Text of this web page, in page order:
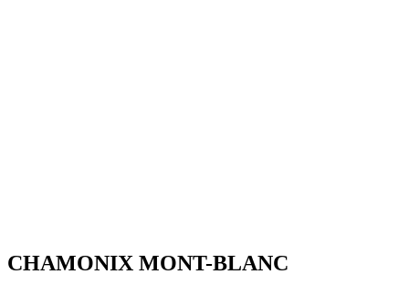
CHAMONIX MONT-BLANC